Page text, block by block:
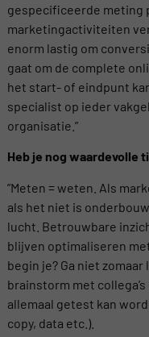
gespecificeerde meting
marketingactiviteiten
enorm lastig om
gaat om de complete
het start- of eindpunt
specialist op ieder
organisatie.”
Heb je nog
”Meten = weten. Als
als het niet is
lucht. Betrouwbare
blijven optimaliseren
begin je? Ga niet
brainstorm met
allemaal getest kan
copy, data etc.).